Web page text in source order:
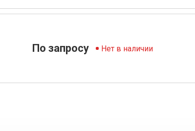
По запросу Нет в наличии